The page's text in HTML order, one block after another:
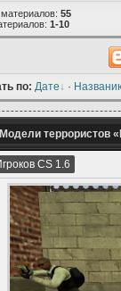
материалов: 55
1-10
по: Дате ·
террористов
CS 1.6